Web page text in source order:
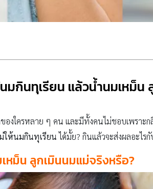
มกินทุเรียน แล้วน้ำนมเหม็น
องใครหลาย ๆ คน และมีทั้งคนไม่ชอบเพร
ให้นมกินทุเรียนได้มั้ย? กินแล้วจะส่งผลอะไร
หม็น ลูกเมินนมแม่จริงหรือ?